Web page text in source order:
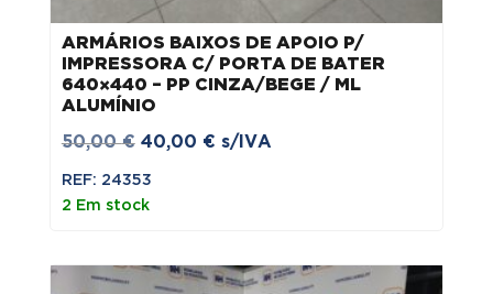
ARMÁRIOS BAIXOS DE APOIO P/
IMPRESSORA C/ PORTA DE BATER
640×440 – PP CINZA/BEGE / ML
ALUMÍNIO
50,00€ O
preço
original
40,00 €Os/IVA
REF: 24353
2 Em stock